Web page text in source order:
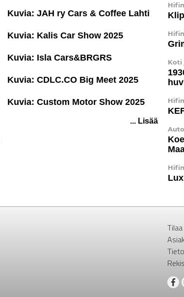
Kuvia: JAH ry Cars & Coffee Lahti
Kuvia: Kalis Car Show 2025
Kuvia: Isla Cars&BRGRS
Kuvia: CDLC.CO Big Meet 2025
Kuvia: Custom Motor Show 2025
... Lisää
Koti